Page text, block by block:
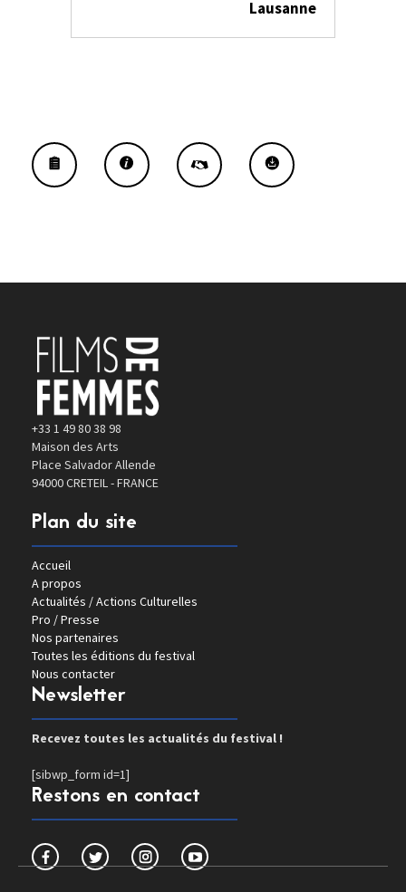
Lausanne
+33 1 49 80 38 98
Maison des Arts
Place Salvador Allende
94000 CRETEIL - FRANCE
Plan du site
Accueil
A propos
Actualités / Actions Culturelles
Pro / Presse
Nos partenaires
Toutes les éditions du festival
Nous contacter
Newsletter
Recevez toutes les actualités du festival !
[sibwp_form id=1]
Restons en contact